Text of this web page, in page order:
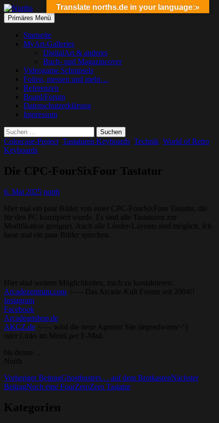
Norths
Suchen
Primäres Menü Springe
zum
Startseite
MyArt-Galleries
DigitalArt & anderes
Buch- und Magazincover
Videogame Schnipsels
Folien, messen und mehr…
Referenzen
Board/Forum
Datenschutzerklärung
Impressum
Suchen
nach:
Colorcase-Project Tastaturen Keyboards Technik World of Retro
Keyboards
Die CPC-FourSixFour Tastatur
6. Mai 2025 north
Hier mal ein paar Bilder von einer CPC-FourSixFour Tastatur, die
für den PC konzipiert wurde. Es sind alle Tastaturen zur
Modifikation geeignet. Auch alle Länder-Layouts sind möglich. Ich
lasse mal ein paar Bilder sprechen.
Hier sind weitere Möglichkeiten, mich zu kontaktieren:
Arcadezentrum.com <—- Das Arcade-Kult Forum seit 2004!!
Instagram
Facebook
Arcadeartshop.de
AKCZ.de <—- wird die neue Agentur Site (irgendwann^^)
oder Links im Menü per E-Mail.
bis denne…
North
Beitrags-
Navigation
Vorheriger BeitragGhostbusters… auf dem BrotkastenNächster
BeitragNoch eine FourZeroZero Tastatur
Kategorien
Translate norths.de in your language:»